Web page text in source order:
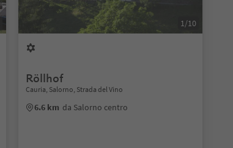
1/10
Röllhof
Cauria, Salorno, Strada del Vino
6.6 km da Salorno centro